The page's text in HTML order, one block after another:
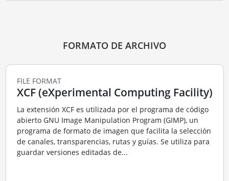
FORMATO DE ARCHIVO
FILE FORMAT
XCF (eXperimental Computing Facility)
La extensión XCF es utilizada por el programa de código
abierto GNU Image Manipulation Program (GIMP), un
programa de formato de imagen que facilita la selección
de canales, transparencias, rutas y guías. Se utiliza para
guardar versiones editadas de...